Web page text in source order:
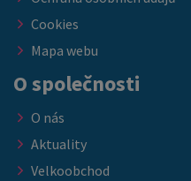
Cookies
Mapa webu
O společnosti
O nás
Aktuality
Velkoobchod